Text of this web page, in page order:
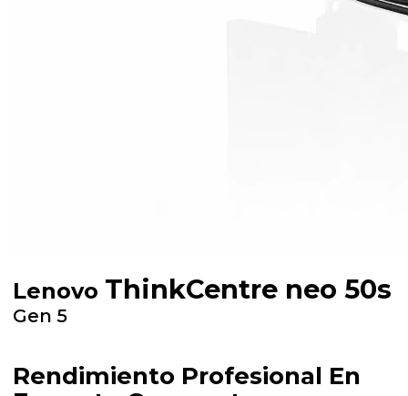
Lenovo ThinkCentre neo 50s
Gen 5
Rendimiento Profesional En